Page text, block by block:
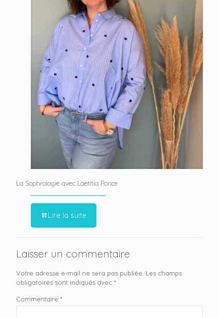
La Sophrologie avec Laetitia Ponce
Lire la suite
Laisser un commentaire
Votre adresse e-mail ne sera pas publiée. Les champs
obligatoires sont indiqués avec *
Commentaire *